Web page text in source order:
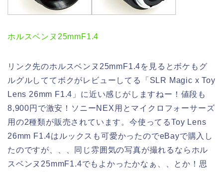
ホルスベンヌ25mmF1.4
リンク先のホルスベンヌ25mmF1.4を見るとボケもグ
ルグルしててボクがレビューしてる「SLR Magic x Toy
Lens 26mm F1.4」に近い感じがしますねー！値段も
8,900円で激安！ソニーNEX用とマイクロフォーサーズ
用の2種類が販売されています。今使ってるToy Lens
26mm F1.4はルックスも可愛かったのでeBayで購入し
たのですが、、、同じ雰囲気の写真が撮れるならホル
スベンヌ25mmF1.4でもよかったかなぁ、、とか！思